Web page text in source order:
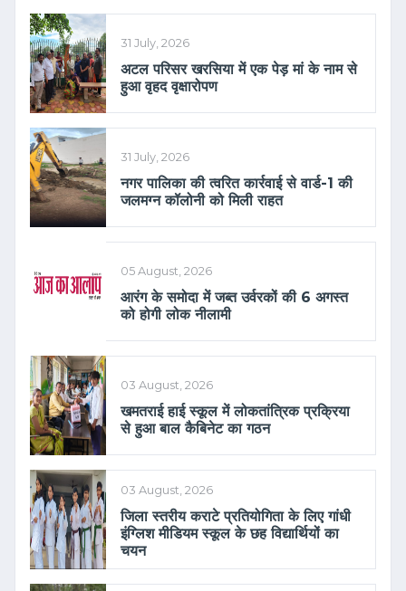
31 July, 2026
अटल परिसर खरसिया में एक पेड़ मां के नाम से
हुआ वृहद वृक्षारोपण
31 July, 2026
नगर पालिका की त्वरित कार्रवाई से वार्ड-1 की
जलमग्न कॉलोनी को मिली राहत
05 August, 2026
आरंग के समोदा में जब्त उर्वरकों की 6 अगस्त
को होगी लोक नीलामी
03 August, 2026
खमतराई हाई स्कूल में लोकतांत्रिक प्रक्रिया
से हुआ बाल कैबिनेट का गठन
03 August, 2026
जिला स्तरीय कराटे प्रतियोगिता के लिए गांधी
इंग्लिश मीडियम स्कूल के छह विद्यार्थियों का
चयन